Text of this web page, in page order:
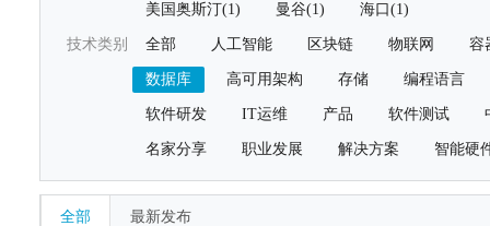
美国奥斯汀(1) 曼谷(1) 海口(1)
技术类别 全部 人工智能 区块链 物联网 容
数据库 高可用架构 存储 编程语言
软件研发 IT运维 产品 软件测试
名家分享 职业发展 解决方案 智能硬
全部 最新发布